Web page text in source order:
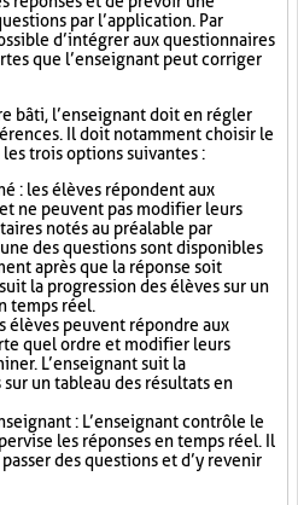
par l’application. Par
d’intégrer aux questionnaires
que l’enseignant peut corriger
bâti, l’enseignant doit en régler
Il doit notamment choisir le
trois options suivantes :
: les élèves répondent aux
ne peuvent pas modifier leurs
notés au préalable par
des questions sont disponibles
après que la réponse soit
la progression des élèves sur un
temps réel.
élèves peuvent répondre aux
quel ordre et modifier leurs
L’enseignant suit la
un tableau des résultats en
: L’enseignant contrôle le
les réponses en temps réel. Il
des questions et d’y revenir